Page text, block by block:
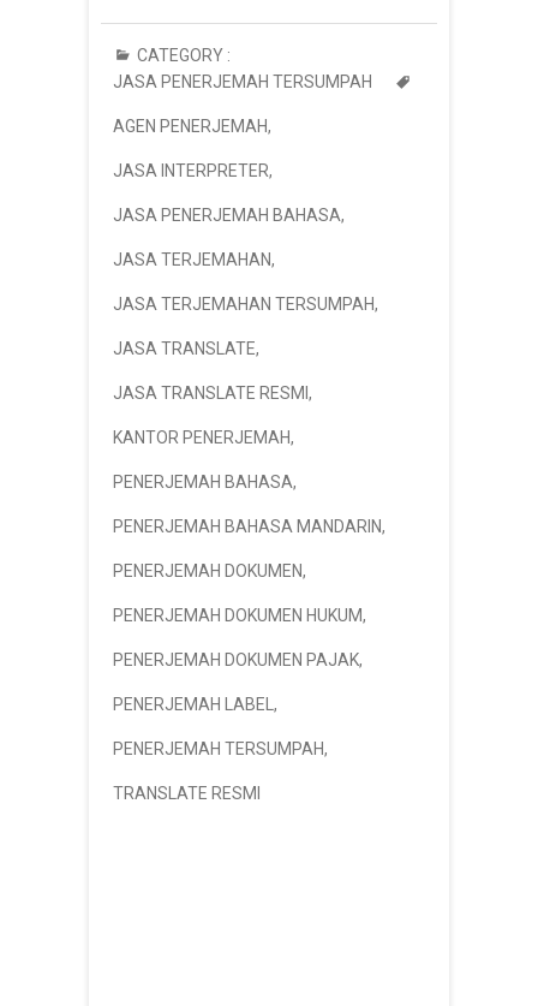
CATEGORY :
JASA PENERJEMAH TERSUMPAH
AGEN PENERJEMAH,
JASA INTERPRETER,
JASA PENERJEMAH BAHASA,
JASA TERJEMAHAN,
JASA TERJEMAHAN TERSUMPAH,
JASA TRANSLATE,
JASA TRANSLATE RESMI ,
KANTOR PENERJEMAH,
PENERJEMAH BAHASA,
PENERJEMAH BAHASA MANDARIN,
PENERJEMAH DOKUMEN,
PENERJEMAH DOKUMEN HUKUM,
PENERJEMAH DOKUMEN PAJAK,
PENERJEMAH LABEL ,
PENERJEMAH TERSUMPAH,
TRANSLATE RESMI